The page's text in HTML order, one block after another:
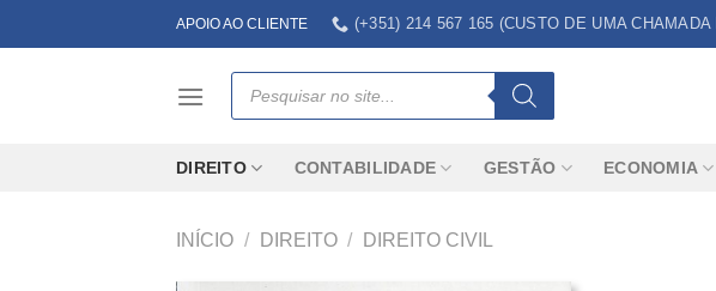
to
APOIO AO CLIENTE (+351) 214 567 165 (CUSTO DE UMA
Products
search
DIREITO CONTABILIDADE GESTÃO ECONOMIA
INÍCIO / DIREITO / DIREITO CIVIL